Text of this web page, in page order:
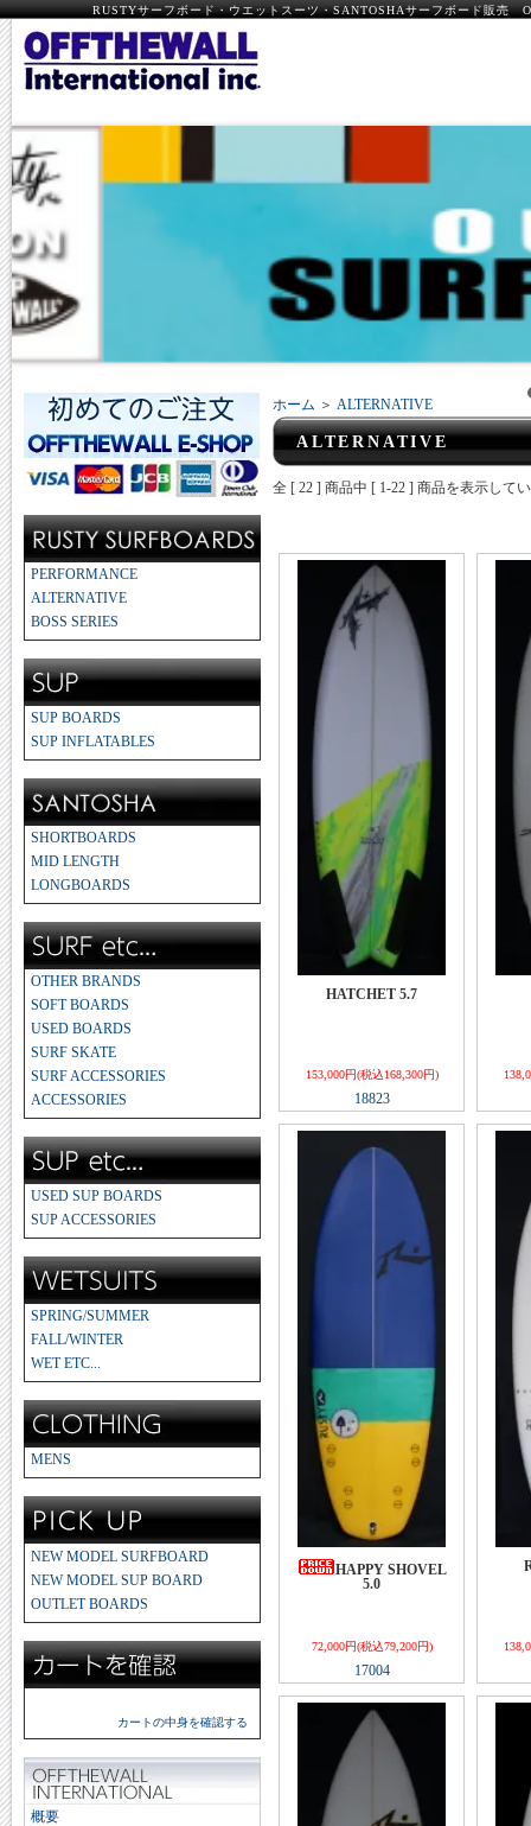
RUSTYサーフボード・ウエットスーツ・SANTOSHAサーフボード販
PERFORMANCE
ALTERNATIVE
BOSS SERIES
SUP BOARDS
SUP INFLATABLES
SHORTBOARDS
MID LENGTH
LONGBOARDS
OTHER BRANDS
SOFT BOARDS
USED BOARDS
SURF SKATE
SURF ACCESSORIES
ACCESSORIES
USED SUP BOARDS
SUP ACCESSORIES
SPRING/SUMMER
FALL/WINTER
WET ETC...
MENS
NEW MODEL SURFBOARD
NEW MODEL SUP BOARD
OUTLET BOARDS
カートの中身を確認する
概要
ホーム ＞ ALTERNATIVE
ALTERNATIVE
全 [ 22 ] 商品中 [ 1-22 ] 商品を表示して
HATCHET 5.7
153,000円(税込168,300円)
18823
HAPPY SHOVEL
5.0
72,000円(税込79,200円)
17004